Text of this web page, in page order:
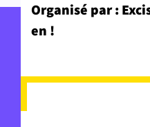
Organisé par :
en !